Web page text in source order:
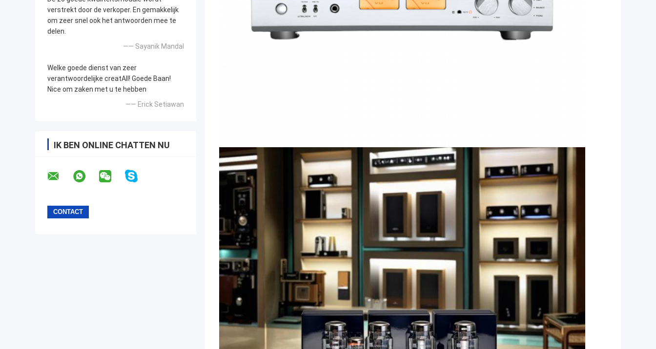
verstrekt door de verkoper. En gemakkelijk
om zeer snel ook het antwoorden mee te
delen.
—— Sayanik Mandal
Welke goede dienst van zeer
verantwoordelijke creatAll! Goede Baan!
Nice om zaken met u te hebben
—— Erick Setiawan
IK BEN ONLINE CHATTEN NU